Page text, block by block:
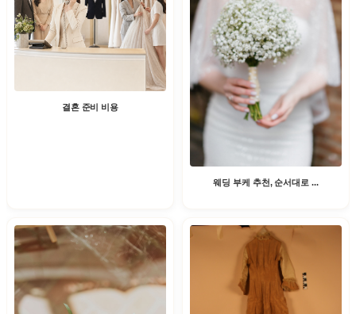
결혼 준비 비용
웨딩 부케 추천, 순서대로 ...